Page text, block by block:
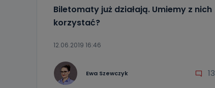
Biletomaty już działają. Umiemy z nich
korzystać?
12.06.2019 16:46
Ewa Szewczyk 13